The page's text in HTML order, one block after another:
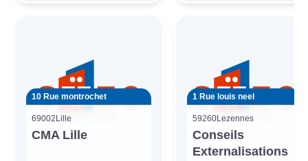
10 Rue montrochet
69002 Lille
CMA Lille
1 Rue louis neel
59260Lezennes
Conseils
Externalisations